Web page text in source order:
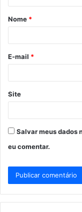
á
r
*
Nome *
E-mail *
Site
Salvar meus dados
eu comentar.